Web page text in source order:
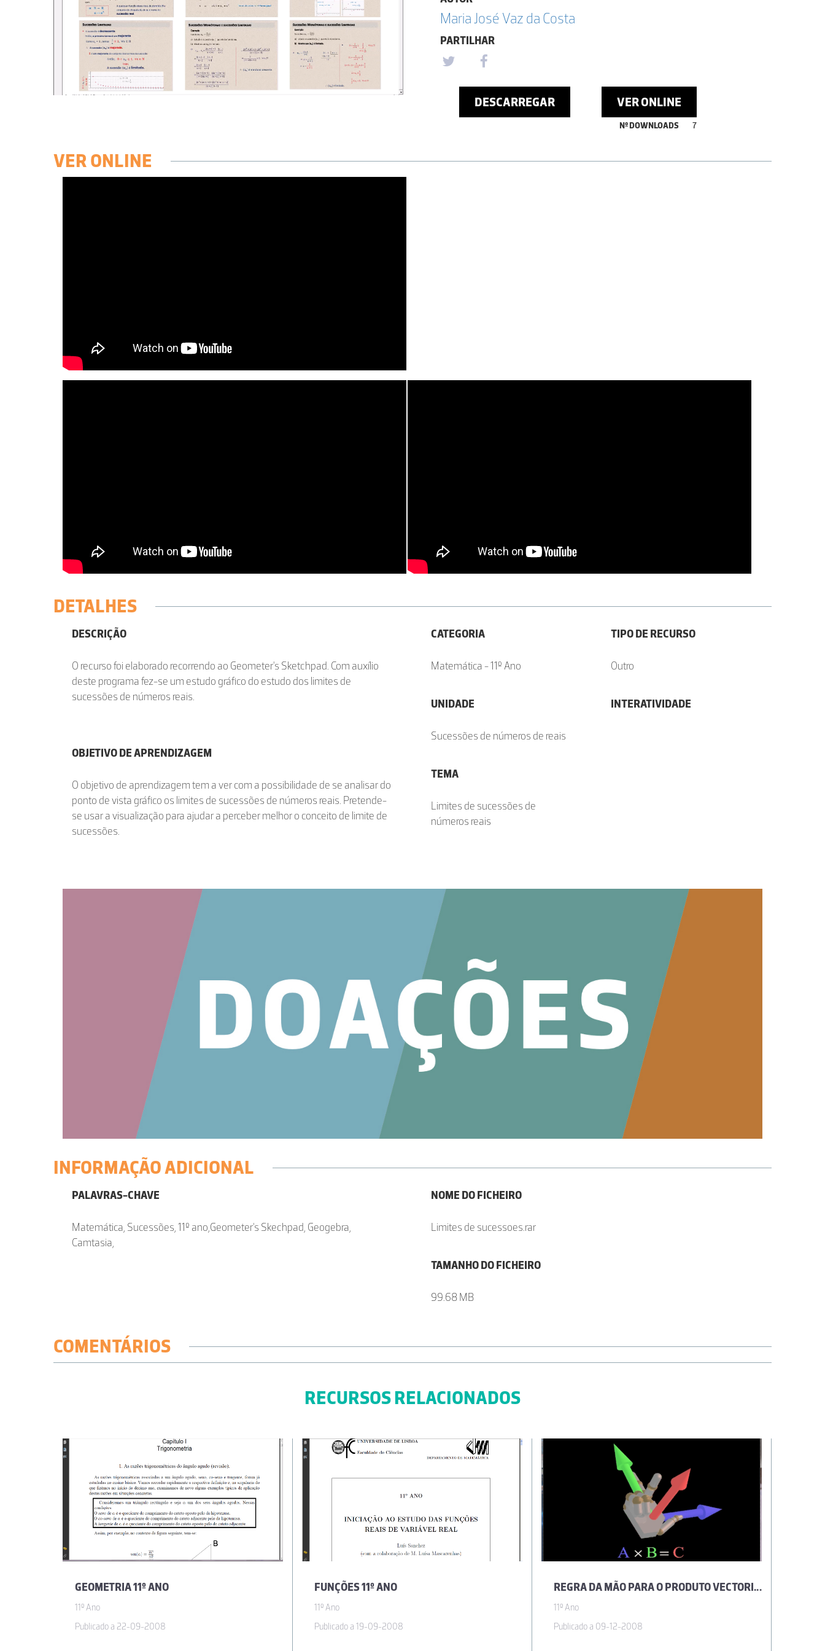
Maria José Vaz da Costa
PARTILHAR
DESCARREGAR VER ONLINE
Nº DOWNLOADS 7
VER ONLINE
DETALHES
DESCRIÇÃO
O recurso foi elaborado recorrendo ao Geometer's Sketchpad. Com auxílio
deste programa fez-se um estudo gráfico do estudo dos limites de
sucessões de números reais.
OBJETIVO DE APRENDIZAGEM
O objetivo de aprendizagem tem a ver com a possibilidade de se analisar do
ponto de vista gráfico os limites de sucessões de números reais. Pretende-
se usar a visualização para ajudar a perceber melhor o conceito de limite de
sucessões.
CATEGORIA
Matemática - 11º Ano
UNIDADE
Sucessões de números de reais
TEMA
Limites de sucessões de
números reais
TIPO DE RECURSO
Outro
INTERATIVIDADE
INFORMAÇÃO ADICIONAL
PALAVRAS-CHAVE
Matemática, Sucessões, 11º ano,Geometer's Skechpad, Geogebra,
Camtasia,
NOME DO FICHEIRO
Limites de sucessoes.rar
TAMANHO DO FICHEIRO
99.68 MB
COMENTÁRIOS
RECURSOS RELACIONADOS
GEOMETRIA 11º ANO
11º Ano
Publicado a 22-09-2008
FUNÇÕES 11º ANO
11º Ano
Publicado a 19-09-2008
REGRA DA MÃO PARA O PRODUTO VECTORIAL
11º Ano
Publicado a 09-12-2008